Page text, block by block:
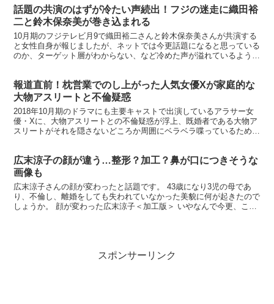
話題の共演のはずが冷たい声続出！フジの迷走に織田裕
二と鈴木保奈美が巻き込まれる
10月期のフジテレビ月9で織田裕二さんと鈴木保奈美さんが共演する
と女性自身が報じましたが、ネットでは今更話題になると思っている
のか、ターゲット層がわからない、など冷めた声が溢れているようで
報道直前！枕営業でのし上がった人気女優Xが家庭的な
大物アスリートと不倫疑惑
2018年10月期のドラマにも主要キャストで出演しているアラサー女
優・Xに、大物アスリートとの不倫疑惑が浮上、既婚者である大物ア
スリートがそれを隠さないどころか周囲にベラベラ喋っているため、
広末涼子の顔が違う…整形？加工？鼻が口につきそうな
画像も
広末涼子さんの顔が変わったと話題です。 43歳になり3児の母であ
り、不倫し、離婚をしても失われていなかった美貌に何が起きたので
しょうか。 顔が変わった広末涼子＜加工版＞ いやなんで今更、こん
スポンサーリンク